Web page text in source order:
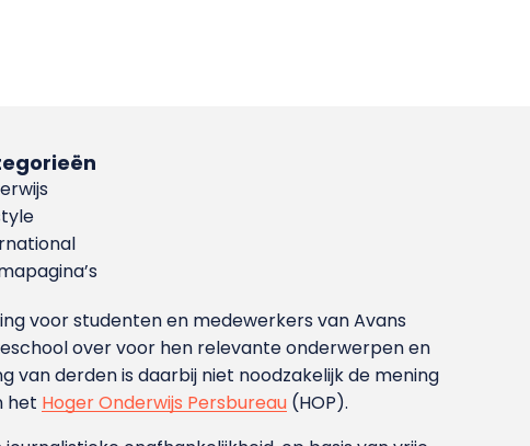
voor studenten en medewerkers van Avans
over voor hen relevante onderwerpen en
van derden is daarbij niet noodzakelijk de mening
het Hoger Onderwijs Persbureau (HOP).